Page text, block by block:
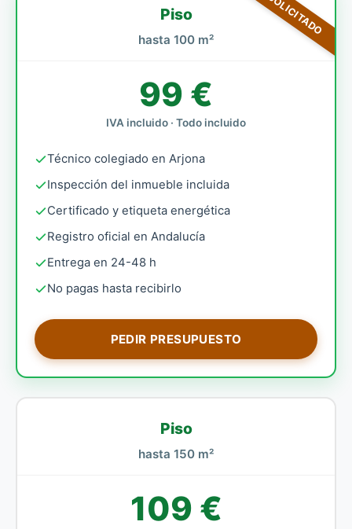
Piso
hasta 100 m²
99 €
IVA incluido · Todo incluido
Técnico colegiado en Arjona
Inspección del inmueble incluida
Certificado y etiqueta energética
Registro oficial en Andalucía
Entrega en 24-48 h
No pagas hasta recibirlo
PEDIR PRESUPUESTO
Piso
hasta 150 m²
109 €